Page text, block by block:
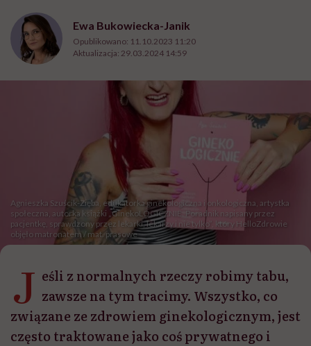
Ewa Bukowiecka-Janik
Opublikowano: 11.10.2023 11:20
Aktualizacja: 29.03.2024 14:59
Agnieszka Szuścik-Zięba, edukatorka ginekologiczna i onkologiczna, artystka
społeczna, autorka książki „GinekoLOGICZNIE. Poradnik napisany przez
pacjentkę, sprawdzony przez lekarki, lekarzy i nie tylko”, który HelloZdrowie
objęło matronatem / mat. prasowe
J eśli z normalnych rzeczy robimy tabu,
zawsze na tym tracimy. Wszystko, co
związane ze zdrowiem ginekologicznym, jest
często traktowane jako coś prywatnego i